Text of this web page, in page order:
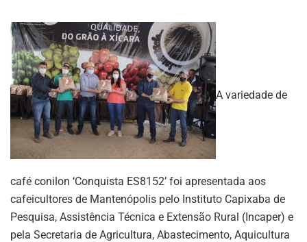
A variedade de
café conilon ‘Conquista ES8152’ foi apresentada aos
cafeicultores de Mantenópolis pelo Instituto Capixaba de
Pesquisa, Assistência Técnica e Extensão Rural (Incaper) e
pela Secretaria de Agricultura, Abastecimento, Aquicultura